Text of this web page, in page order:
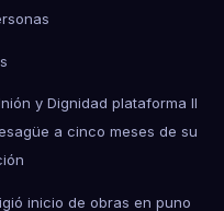
y Dignidad plataforma II
a cinco meses de su
inicio de obras en puno